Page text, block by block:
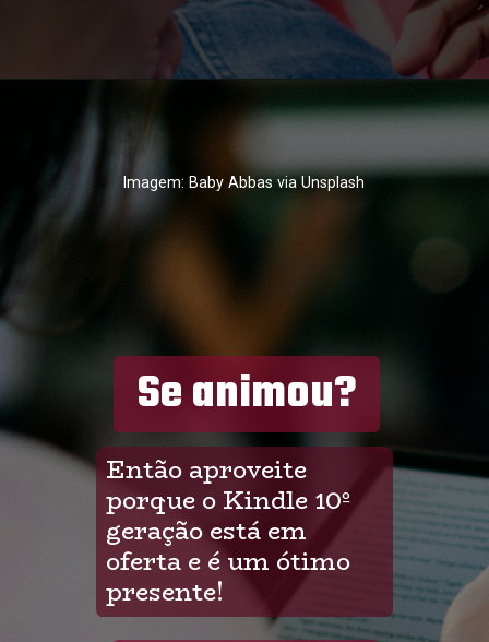
Se animou?
Então aproveite
porque o Kindle 10º
geração está em
oferta e é um ótimo
presente!
Imagem: Baby Abbas via Unsplash